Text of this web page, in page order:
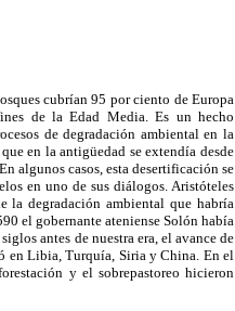
cubrían 95 por ciento de Europa
de la Edad Media. Es un hecho
de degradación ambiental en la
en la antigüedad se extendía desde
algunos casos, esta desertificación se
en uno de sus diálogos. Aristóteles
la degradación ambiental que habría
el gobernante ateniense Solón había
antes de nuestra era, el avance de
en Libia, Turquía, Siria y China. En el
y el sobrepastoreo hicieron